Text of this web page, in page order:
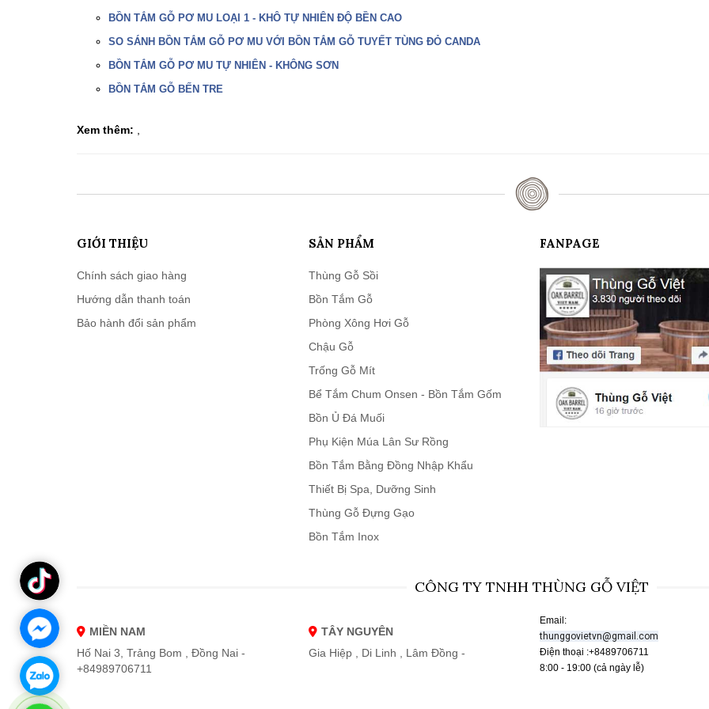
BỒN TẮM GỖ PƠ MU LOẠI 1 - KHÔ TỰ NHIÊN ĐỘ BỀN CAO
SO SÁNH BỒN TẮM GỖ PƠ MU VỚI BỒN TẮM GỖ TUYẾT TÙNG ĐỎ CANDA
BỒN TẮM GỖ PƠ MU TỰ NHIÊN - KHÔNG SƠN
BỒN TẮM GỖ BẾN TRE
Xem thêm:
GIỚI THIỆU
Chính sách giao hàng
Hướng dẫn thanh toán
Bảo hành đổi sản phẩm
SẢN PHẨM
Thùng Gỗ Sồi
Bồn Tắm Gỗ
Phòng Xông Hơi Gỗ
Chậu Gỗ
Trống Gỗ Mít
Bể Tắm Chum Onsen - Bồn Tắm Gốm
Bồn Ủ Đá Muối
Phụ Kiện Múa Lân Sư Rồng
Bồn Tắm Bằng Đồng Nhập Khẩu
Thiết Bị Spa, Dưỡng Sinh
Thùng Gỗ Đựng Gạo
Bồn Tắm Inox
FANPAGE
CÔNG TY TNHH THÙNG GỖ VIỆT
MIỀN NAM
Hố Nai 3, Trảng Bom , Đồng Nai -
+84989706711
TÂY NGUYÊN
Gia Hiệp , Di Linh , Lâm Đồng -
Email:
thunggovietvn@gmail.com
Điện thoại :+8489706711
8:00 - 19:00 (cả ngày lễ)